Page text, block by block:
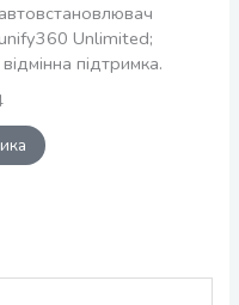
Unlimited;
підтримка.